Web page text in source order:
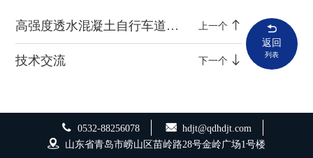
高强度透水混凝土自行车道施工工法 上一个
技术交流 下一个
返回
列表
0532-88256078
hdjt@qdhdjt.com
山东省青岛市崂山区苗岭路28号金岭广场1号楼